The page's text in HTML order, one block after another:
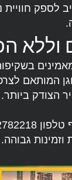
לספק
וללא
המותאם
הצודק ביותר.